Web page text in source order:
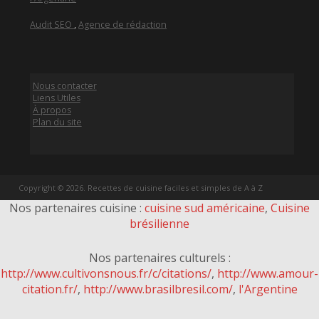
Audit SEO ,Agence de rédaction
Nous contacter
Liens Utiles
À propos
Plan du site
Copyright © 2026. Recettes de cuisine faciles et simples de A à Z
Nos partenaires cuisine : cuisine sud américaine, Cuisine
brésilienne
Nos partenaires culturels :
http://www.cultivonsnous.fr/c/citations/, http://www.amour-
citation.fr/, http://www.brasilbresil.com/, l'Argentine